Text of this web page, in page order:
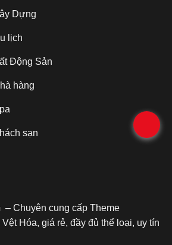
Dựng
lịch
Động Sản
hàng
sạn
– Chuyên cung cấp Theme
Hóa, giá rẻ, đầy đủ thể loại, uy tín